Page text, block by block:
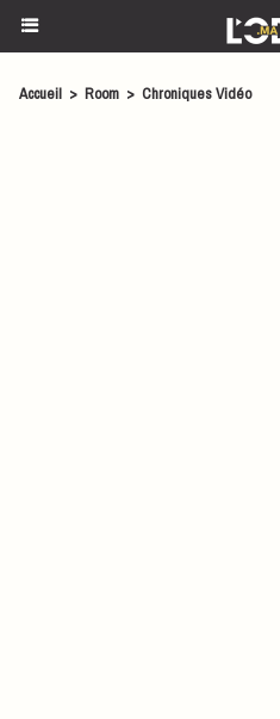
Accueil > Room > Chroniques Vidéo